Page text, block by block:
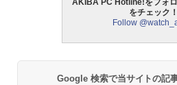
AKIBA PC Hotline!をフォ
をチェック！
Follow
Google 検索で当サイトの記